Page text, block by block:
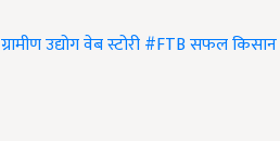
ग्रामीण उद्योगवेब स्टोरी#FTBसफल किसान